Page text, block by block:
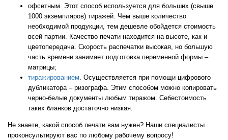
офсетным. Этот способ используется для больших (свыше
1000 экземпляров) тиражей. Чем выше количество
необходимой продукции, тем дешевле обойдется стоимость
всей партии. Качество печати находится на высоте, как и
цветопередача. Скорость распечатки высокая, но большую
часть времени занимает подготовка переменной формы –
матрицы;
тиражированием . Осуществляется при помощи цифрового
дубликатора – ризографа. Этим способом можно копировать
черно-белые документы любым тиражом. Себестоимость
таких бланков достаточно низкая.
Не знаете, какой способ печати вам нужен? Наши специалисты
проконсультируют вас по любому рабочему вопросу!